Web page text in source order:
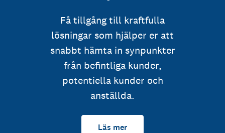
Få tillgång till kraftfulla
lösningar som hjälper er att
snabbt hämta in synpunkter
från befintliga kunder,
potentiella kunder och
anställda.
Läs mer